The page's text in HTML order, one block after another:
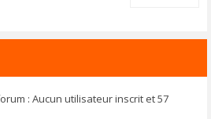
: Aucun utilisateur inscrit et 57